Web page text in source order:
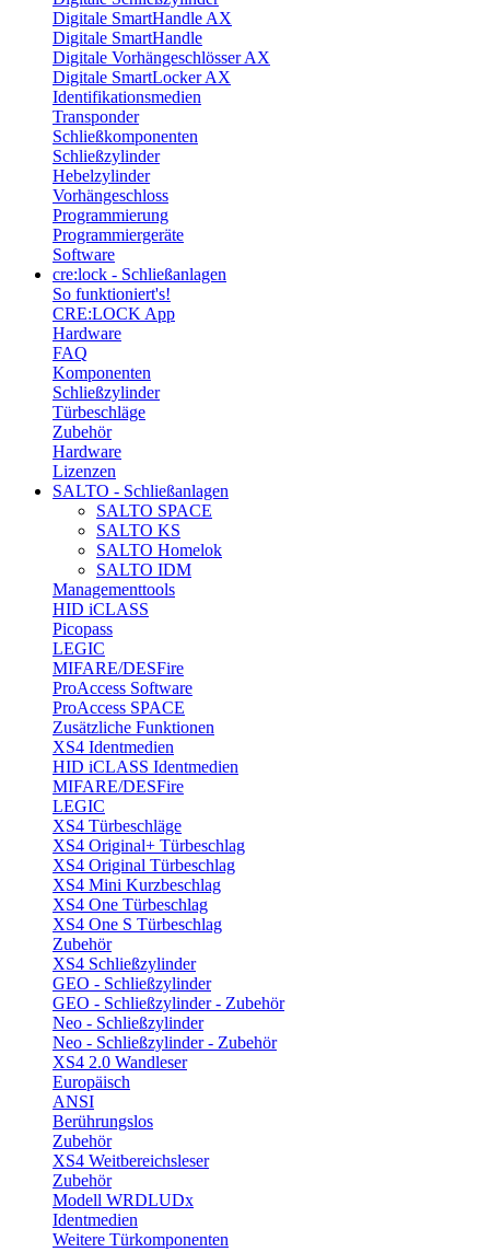
Digitale SmartHandle AX
Digitale SmartHandle
Digitale Vorhängeschlösser AX
Digitale SmartLocker AX
Identifikationsmedien
Transponder
Schließkomponenten
Schließzylinder
Hebelzylinder
Vorhängeschloss
Programmierung
Programmiergeräte
Software
cre:lock - Schließanlagen
So funktioniert's!
CRE:LOCK App
Hardware
FAQ
Komponenten
Schließzylinder
Türbeschläge
Zubehör
Hardware
Lizenzen
SALTO - Schließanlagen
SALTO SPACE
SALTO KS
SALTO Homelok
SALTO IDM
Managementtools
HID iCLASS
Picopass
LEGIC
MIFARE/DESFire
ProAccess Software
ProAccess SPACE
Zusätzliche Funktionen
XS4 Identmedien
HID iCLASS Identmedien
MIFARE/DESFire
LEGIC
XS4 Türbeschläge
XS4 Original+ Türbeschlag
XS4 Original Türbeschlag
XS4 Mini Kurzbeschlag
XS4 One Türbeschlag
XS4 One S Türbeschlag
Zubehör
XS4 Schließzylinder
GEO - Schließzylinder
GEO - Schließzylinder - Zubehör
Neo - Schließzylinder
Neo - Schließzylinder - Zubehör
XS4 2.0 Wandleser
Europäisch
ANSI
Berührungslos
Zubehör
XS4 Weitbereichsleser
Zubehör
Modell WRDLUDx
Identmedien
Weitere Türkomponenten